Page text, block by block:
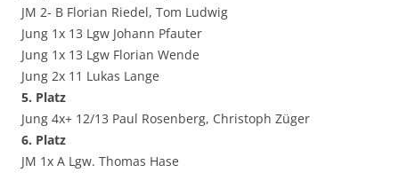
JM 2- B Florian Riedel, Tom Ludwig
Jung 1x 13 Lgw Johann Pfauter
Jung 1x 13 Lgw Florian Wende
Jung 2x 11 Lukas Lange
5. Platz
Jung 4x+ 12/13 Paul Rosenberg, Christoph Züger
6. Platz
JM 1x A Lgw. Thomas Hase